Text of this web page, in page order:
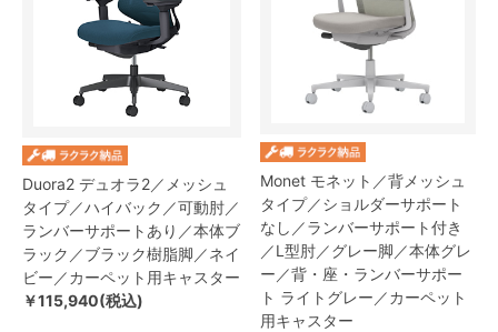
Duora2 デュオラ2／メッシュ
タイプ／ハイバック／可動肘／
ランバーサポートあり／本体ブ
ラック／ブラック樹脂脚／ネイ
ビー／カーペット用キャスター
￥115,940(税込)
Monet モネット／背メッシュ
タイプ／ショルダーサポート
なし／ランバーサポート付き
／L型肘／グレー脚／本体グレ
ー／背・座・ランバーサポー
ト ライトグレー／カーペット
用キャスター